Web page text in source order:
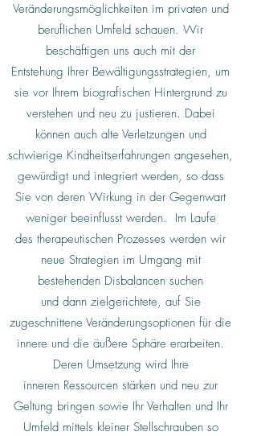
Veränderungsmöglichkeiten im privaten und
beruflichen Umfeld schauen. Wir
beschäftigen uns auch mit der
Entstehung Ihrer Bewältigungsstrategien, um
sie vorIhrem biografischen Hintergrund zu
verstehen und neu zu justieren. Dabei
können auch alte Verletzungen und
schwierige Kindheitserfahrungen angesehen,
gewürdigt und integriert werden, so dass
Sie von deren Wirkung in der Gegenwart
weniger beeinflusst werden. Im Laufe
des therapeutischen Prozesses werden wir
neue Strategien im Umgang mit
bestehenden Disbalancen suchen
und dann zielgerichtete, auf Sie
zugeschnittene Veränderungsoptionen für die
innere und die äußere Sphäre erarbeiten.
Deren Umsetzung wird Ihre
inneren Ressourcen stärken und neu zur
Geltung bringen sowie Ihr Verhalten und Ihr
Umfeld mittels kleiner Stellschrauben so